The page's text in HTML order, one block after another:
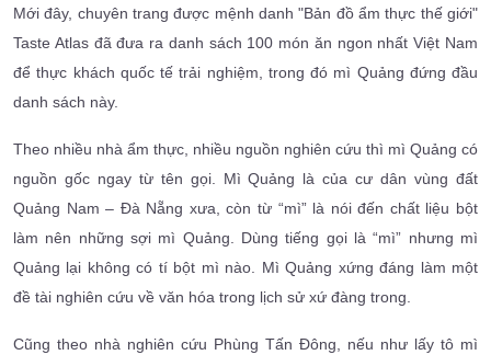
Mới đây, chuyên trang được mệnh danh "Bản đồ ẩm thực thế giới"
Taste Atlas đã đưa ra danh sách 100 món ăn ngon nhất Việt Nam
để thực khách quốc tế trải nghiệm, trong đó mì Quảng đứng đầu
danh sách này.
Theo nhiều nhà ẩm thực, nhiều nguồn nghiên cứu thì mì Quảng có
nguồn gốc ngay từ tên gọi. Mì Quảng là của cư dân vùng đất
Quảng Nam – Đà Nẵng xưa, còn từ “mì” là nói đến chất liệu bột
làm nên những sợi mì Quảng. Dùng tiếng gọi là “mì” nhưng mì
Quảng lại không có tí bột mì nào. Mì Quảng xứng đáng làm một
đề tài nghiên cứu về văn hóa trong lịch sử xứ đàng trong.
Cũng theo nhà nghiên cứu Phùng Tấn Đông, nếu như lấy tô mì